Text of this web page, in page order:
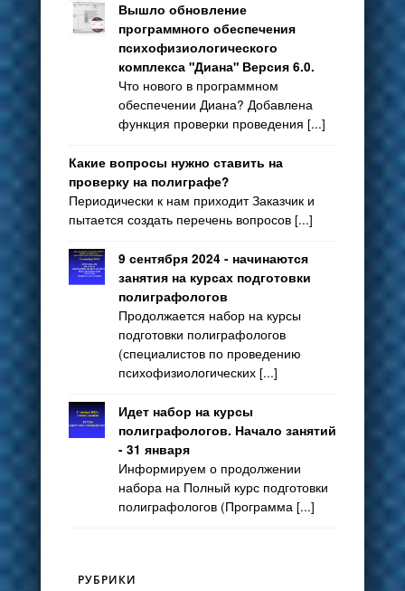
Вышло обновление
программного обеспечения
психофизиологического
комплекса "Диана" Версия 6.0.
Что нового в программном
обеспечении Диана? Добавлена
функция проверки проведения [...]
Какие вопросы нужно ставить на
проверку на полиграфе?
Периодически к нам приходит Заказчик и
пытается создать перечень вопросов [...]
9 сентября 2024 - начинаются
занятия на курсах подготовки
полиграфологов
Продолжается набор на курсы
подготовки полиграфологов
(специалистов по проведению
психофизиологических [...]
Идет набор на курсы
полиграфологов. Начало занятий
- 31 января
Информируем о продолжении
набора на Полный курс подготовки
полиграфологов (Программа [...]
РУБРИКИ